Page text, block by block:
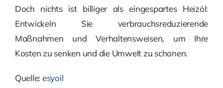
Doch nichts ist billiger als eingespartes Heizöl:
Entwickeln Sie verbrauchsreduzierende
Maßnahmen und Verhaltensweisen, um Ihre
Kosten zu senken und die Umwelt zu schonen.
Quelle: esyoil